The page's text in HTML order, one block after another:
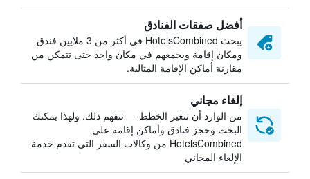
أفضل صفقات الفنادق
يبحث HotelsCombined في أكثر من 3 ملايين فندق
ومكان إقامة ويجمعهم في مكان واحد حتى تتمكن من
مقارنة أماكن الإقامة المثالية.
إلغاء مجاني
من الوارد أن تتغير الخطط — نتفهم ذلك. ولهذا يمكنك
البحث وحجز فنادق وأماكن إقامة على
HotelsCombined من وكالات السفر التي تقدم خدمة
الإلغاء المجاني